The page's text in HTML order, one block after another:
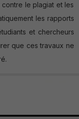
le plagiat et les
les rapports
et chercheurs
que ces travaux ne